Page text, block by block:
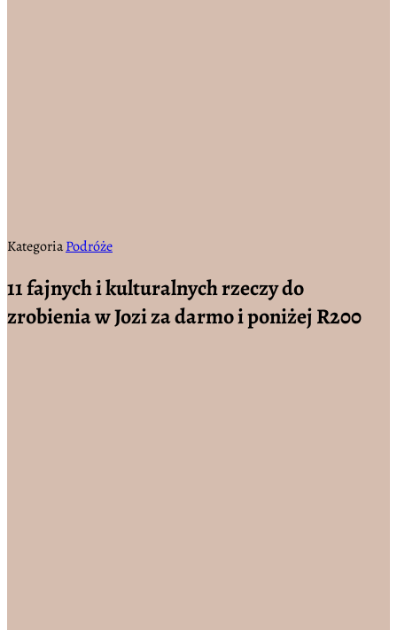
KategoriaPodróże
11 fajnych i kulturalnych rzeczy do
zrobienia w Jozi za darmo i poniżej R200